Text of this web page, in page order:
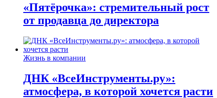
«Пятёрочка»: стремительный рост
от продавца до директора
Жизнь в компании
ДНК «ВсеИнструменты.ру»:
атмосфера, в которой хочется расти